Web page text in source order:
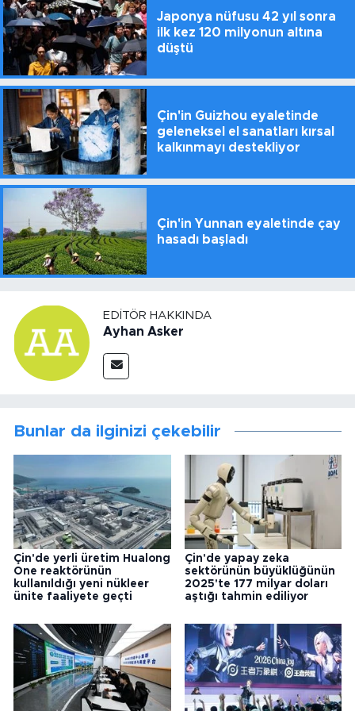
Japonya nüfusu 42 yıl sonra
ilk kez 120 milyonun altına
düştü
Çin'in Guizhou eyaletinde
geleneksel el sanatları kırsal
kalkınmayı destekliyor
Çin'in Yunnan eyaletinde çay
hasadı başladı
EDITÖR HAKKINDA
Ayhan Asker
Bunlar da ilginizi çekebilir
Çin'de yerli üretim Hualong
One reaktörünün
kullanıldığı yeni nükleer
ünite faaliyete geçti
Çin'de yapay zeka
sektörünün büyüklüğünün
2025'te 177 milyar doları
aştığı tahmin ediliyor